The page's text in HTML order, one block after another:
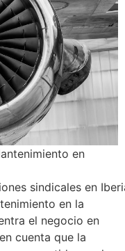
en
sindicales en
en la
el negocio en
cuenta que la